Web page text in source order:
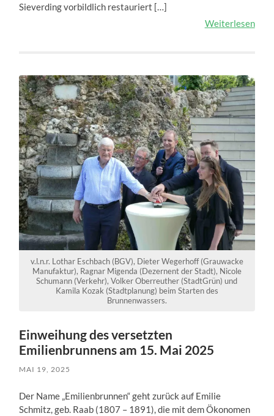
Sieverding vorbildlich restauriert […]
Weiterlesen
v.l.n.r. Lothar Eschbach (BGV), Dieter Wegerhoff (Grauwacke
Manufaktur), Ragnar Migenda (Dezernent der Stadt), Nicole
Schumann (Verkehr), Volker Oberreuther (StadtGrün) und
Kamila Kozak (Stadtplanung) beim Starten des
Brunnenwassers.
Einweihung des versetzten
Emilienbrunnens am 15. Mai 2025
MAI 19, 2025
Der Name „Emilienbrunnen“ geht zurück auf Emilie
Schmitz, geb. Raab (1807 – 1891), die mit dem Ökonomen